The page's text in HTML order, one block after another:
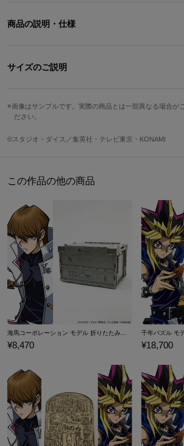
商品の説明・仕様
をデザイン。
セリフ「オレの弟を侮辱することは…海馬コ
素材はシルバー925を使用し、お手入れをし
このネックレスが観賞用になるなどあり得ん
戦いの中でこそ輝く！
原産国／ 中国
素材／ シルバー925
サイズのご説明
45cm
画像はサンプルです。実際の商品とは一部異なる場合が
ださい。
©スタジオ・ダイス／集英社・テレビ東京・KONAMI
この作品の他の商品
¥8,470 ¥18,700